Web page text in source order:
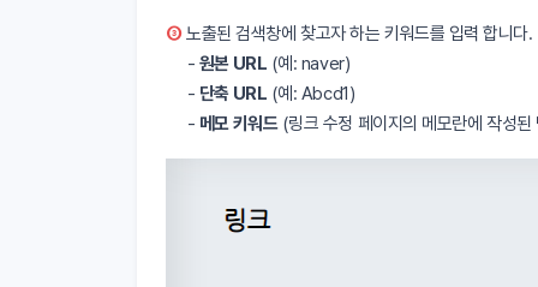
③노출된 검색창에 찾고자 하는 키워드를 입력 합니다.
- 원본 URL (예: naver)
- 단축 URL (예: Abcd1)
- 메모 키워드(링크 수정 페이지의 메모란에 작성된